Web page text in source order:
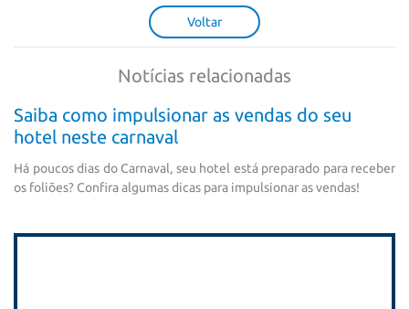
Voltar
Notícias relacionadas
Saiba como impulsionar as vendas do seu
hotel neste carnaval
Há poucos dias do Carnaval, seu hotel está preparado para receber
os foliões? Confira algumas dicas para impulsionar as vendas!